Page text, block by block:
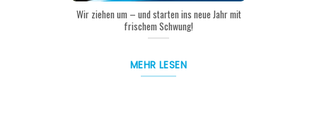
Wir ziehen um – und starten ins neue Jahr mit
frischem Schwung!
MEHR LESEN